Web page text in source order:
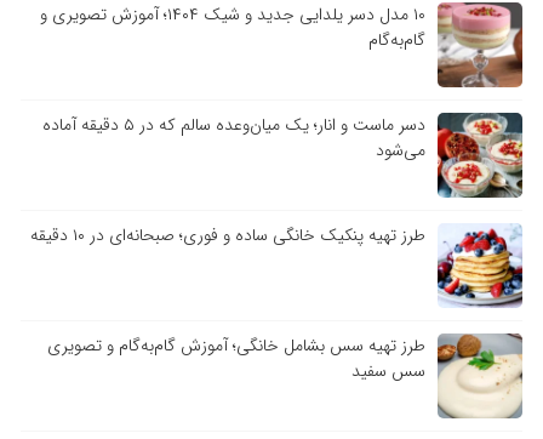
۱۰ مدل دسر یلدایی جدید و شیک ۱۴۰۴؛ آموزش تصویری و
گام‌به‌گام
دسر ماست و انار؛ یک میان‌وعده سالم که در ۵ دقیقه آماده
می‌شود
طرز تهیه پنکیک خانگی ساده و فوری؛ صبحانه‌ای در ۱۰ دقیقه
طرز تهیه سس بشامل خانگی؛ آموزش گام‌به‌گام و تصویری
سس سفید